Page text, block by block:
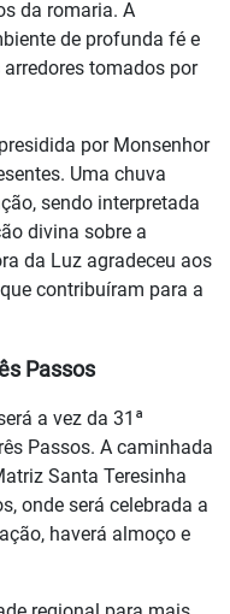
da romaria. A
de profunda fé e
tomados por
por Monsenhor
Uma chuva
sendo interpretada
divina sobre a
da Luz agradeceu aos
contribuíram para a
Passos
a vez da 31ª
Passos. A caminhada
Santa Teresinha
onde será celebrada a
haverá almoço e